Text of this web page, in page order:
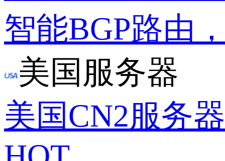
智能BGP路由
美国服务器
美国CN2服务器